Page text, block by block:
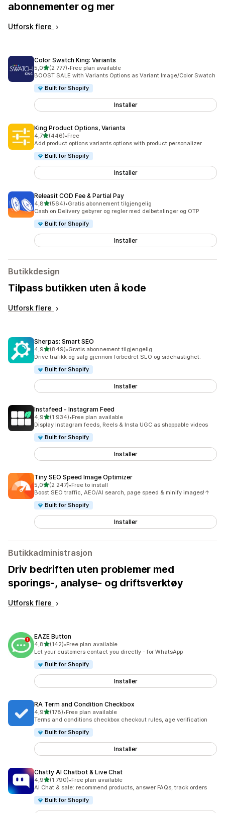
abonnementer og mer
Utforsk flere
Color Swatch King: Variants
5,0av 5 stjerner
(2 777)
Totalt 2777 omtaler
•Free plan available
BOOST SALE with Variants Options as Variant Image/Color Swatch
Built for Shopify
Installer
King Product Options, Variants
4,7av 5 stjerner
(446)
Totalt 446 omtaler
•Free
Add product options variants options with product personalizer
Built for Shopify
Installer
Releasit COD Fee & Partial Pay
4,8av 5 stjerner
(564)
Totalt 564 omtaler
•Gratis abonnement tilgjengelig
Cash on Delivery gebyrer og regler med delbetalinger og OTP
Built for Shopify
Installer
Butikkdesign
Tilpass butikken uten å kode
Utforsk flere
Sherpas: Smart SEO
4,9av 5 stjerner
(849)
Totalt 849 omtaler
•Gratis abonnement tilgjengelig
Drive trafikk og salg gjennom forbedret SEO og sidehastighet.
Built for Shopify
Installer
Instafeed ‑ Instagram Feed
4,9av 5 stjerner
(1 934)
Totalt 1934 omtaler
•Free plan available
Display Instagram feeds, Reels & Insta UGC as shoppable videos
Built for Shopify
Installer
Tiny SEO Speed Image Optimizer
5,0av 5 stjerner
(2 247)
Totalt 2247 omtaler
•Free to install
Boost SEO traffic, AEO/AI search, page speed & minify images!↑
Built for Shopify
Installer
Butikkadministrasjon
Driv bedriften uten problemer med
sporings-, analyse- og driftsverktøy
Utforsk flere
EAZE Button
4,8av 5 stjerner
(142)
Totalt 142 omtaler
•Free plan available
Let your customers contact you directly - for WhatsApp
Built for Shopify
Installer
RA Term and Condition Checkbox
4,9av 5 stjerner
(178)
Totalt 178 omtaler
•Free plan available
Terms and conditions checkbox checkout rules, age verification
Built for Shopify
Installer
Chatty AI Chatbot & Live Chat
4,9av 5 stjerner
(1 790)
Totalt 1790 omtaler
•Free plan available
AI Chat & sale: recommend products, answer FAQs, track orders
Built for Shopify